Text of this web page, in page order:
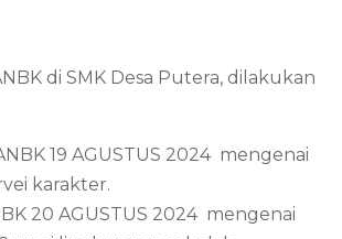
di SMK Desa Putera, dilakukan
19 AGUSTUS 2024 mengenai
karakter.
20 AGUSTUS 2024 mengenai